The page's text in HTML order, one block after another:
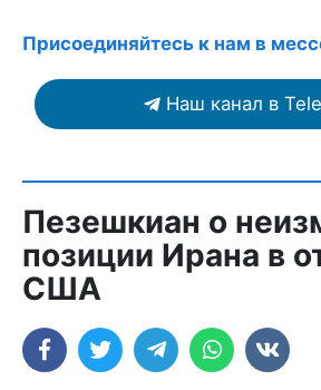
Присоединяйтесь к нам в
Наш канал в
Пезешкиан о
позиции Ирана в
США